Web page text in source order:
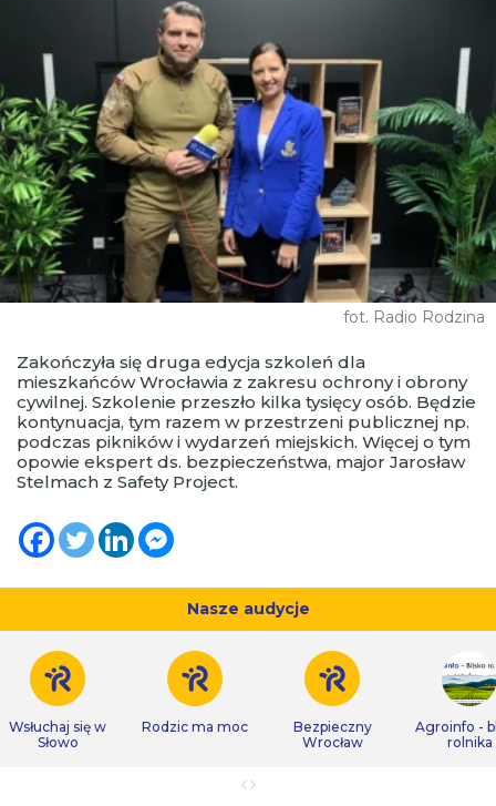
fot. Radio Rodzina
Zakończyła się druga edycja szkoleń dla
mieszkańców Wrocławia z zakresu ochrony i obrony
cywilnej. Szkolenie przeszło kilka tysięcy osób. Będzie
kontynuacja, tym razem w przestrzeni publicznej np.
podczas pikników i wydarzeń miejskich. Więcej o tym
opowie ekspert ds. bezpieczeństwa, major Jarosław
Stelmach z Safety Project.
Nasze audycje
Wsłuchaj się w
Słowo
Rodzic ma moc
Bezpieczny
Wrocław
Agroinfo -
rolnika